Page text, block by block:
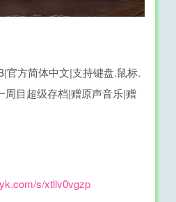
官方简体中文|支持键盘.鼠标.
周目超级存档|赠原声音乐|赠
s/xtllv0vgzp